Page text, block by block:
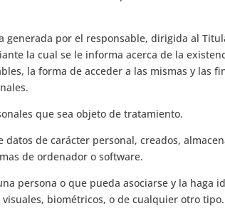
generada por el responsable, dirigida al
la cual se le informa acerca de la
la forma de acceder a las mismas y las
que sea objeto de tratamiento.
datos de carácter personal, creados,
de ordenador o software.
persona o que pueda asociarse y la haga
biométricos, o de cualquier otro tipo.